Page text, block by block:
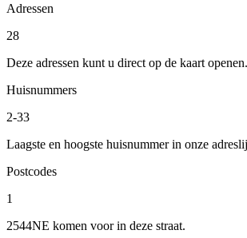
Adressen
28
Deze adressen kunt u direct op de kaart openen.
Huisnummers
2-33
Laagste en hoogste huisnummer in onze
Postcodes
1
2544NE komen voor in deze straat.